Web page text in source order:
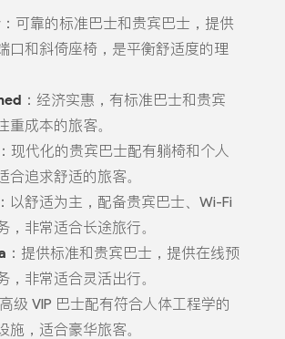
：可靠的标准巴士和贵宾巴士，提供
口和斜倚座椅，是平衡舒适度的理
：经济实惠，有标准巴士和贵宾
重成本的旅客。
现代化的贵宾巴士配有躺椅和个人
合追求舒适的旅客。
：以舒适为主，配备贵宾巴士、Wi-Fi
，非常适合长途旅行。
：提供标准和贵宾巴士，提供在线预
，非常适合灵活出行。
级 VIP 巴士配有符合人体工程学的
施，适合豪华旅客。